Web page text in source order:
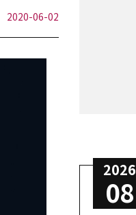
2020-06-02
2026
08